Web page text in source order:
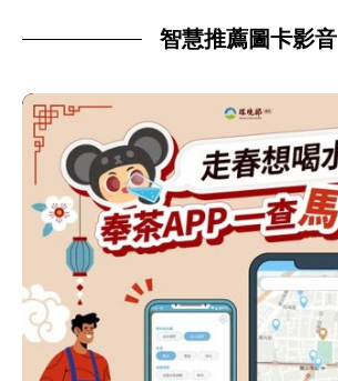
智慧推薦圖卡影音